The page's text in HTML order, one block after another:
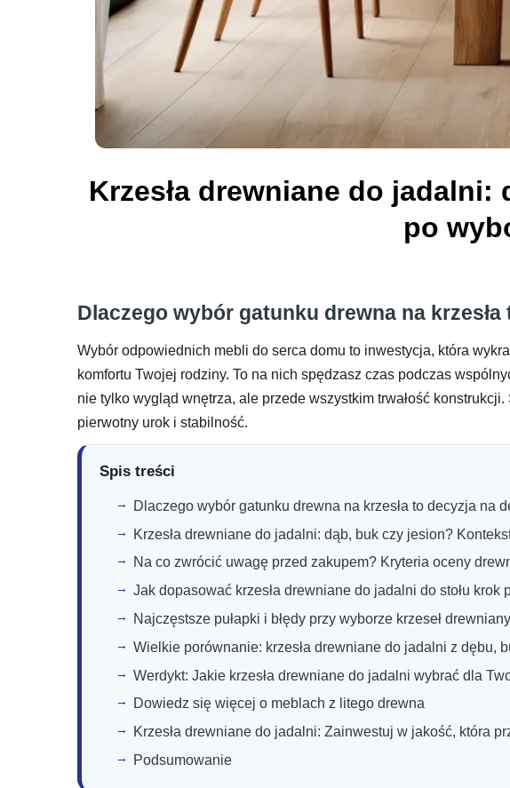
Krzesła drewniane do
po
Dlaczego wybór gatunku drewna na
Wybór odpowiednich mebli do serca domu to inwestycja, która
komfortu Twojej rodziny. To na nich spędzasz czas podczas
nie tylko wygląd wnętrza, ale przede wszystkim trwałość
pierwotny urok i stabilność.
Spis treści
Dlaczego wybór gatunku drewna na krzesła to decyzja na
Krzesła drewniane do jadalni: dąb, buk czy jesion?
Na co zwrócić uwagę przed zakupem? Kryteria oceny
Jak dopasować krzesła drewniane do jadalni do stołu krok
Najczęstsze pułapki i błędy przy wyborze krzeseł
Wielkie porównanie: krzesła drewniane do jadalni z dębu,
Werdykt: Jakie krzesła drewniane do jadalni wybrać dla
Dowiedz się więcej o meblach z litego drewna
Krzesła drewniane do jadalni: Zainwestuj w jakość, która
Podsumowanie